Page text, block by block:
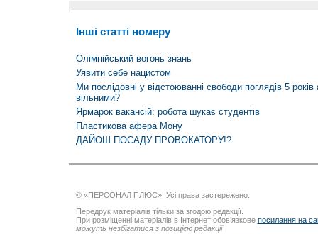
Інші статті номеру
Олімпійський вогонь знань
Уявити себе нацистом
Ми послідовні у відстоюванні свободи поглядів 5
вільними?
Ярмарок вакансій: робота шукає студентів
Пластикова афера Мону
ДАЙОШ ПОСАДУ ПРОВОКАТОРУ!?
© «ПЕРСОНАЛ ПЛЮС». Усі права застережено.
Передрук матеріалів тільки за згодою редакції.
При розміщенні матеріалів в Інтернет обов’язкове посилання на
можуть незбігатися з позицією редакції